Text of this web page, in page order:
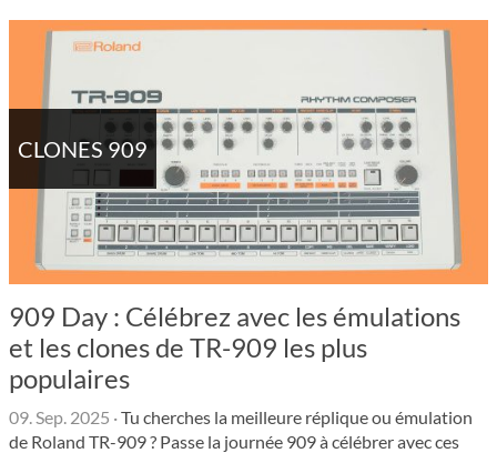
CLONES 909
909 Day : Célébrez avec les émulations
et les clones de TR-909 les plus
populaires
09. Sep. 2025 ·Tu cherches la meilleure réplique ou émulation
de Roland TR-909 ? Passe la journée 909 à célébrer avec ces